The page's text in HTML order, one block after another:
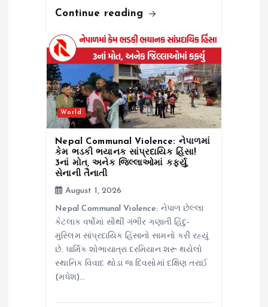
Continue reading
World
Nepal Communal Violence: નેપાળમાં
કેમ ભડકી ભયાનક સાંપ્રદાયિક હિંસા!
3નાં મોત, અનેક જિલ્લાઓમાં કર્ફ્યુ,
સેનાની તૈનાતી
August 1, 2026
Nepal Communal Violence: નેપાળ છેલ્લા
કેટલાક વર્ષોમાં સૌથી ગંભીર ગણાતી હિંદુ-
મુસ્લિમ સાંપ્રદાયિક હિંસાનો સામનો કરી રહ્યું
છે. ધાર્મિક શોભાયાત્રા દરમિયાન શરૂ થયેલો
સ્થાનિક વિવાદ થોડા જ દિવસોમાં દક્ષિણ તરાઈ
(મધેશ)…